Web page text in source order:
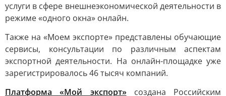
услуги в сфере внешнеэкономической деятельности в
режиме «одного окна» онлайн.
Также на «Моем экспорте» представлены обучающие
сервисы, консультации по различным аспектам
экспортной деятельности. На онлайн-площадке уже
зарегистрировалось 46 тысяч компаний.
Платформа «Мой экспорт»создана Российским